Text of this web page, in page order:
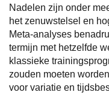
Nadelen zijn onder
het zenuwstelsel en
Meta-analyses
termijn met hetzelfde
klassieke
zouden moeten
voor variatie en